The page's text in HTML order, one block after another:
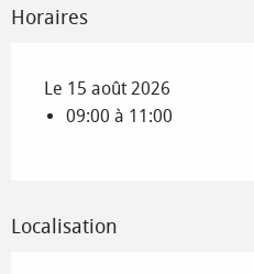
Horaires
Le 15 août 2026
09:00 à 11:00
Localisation